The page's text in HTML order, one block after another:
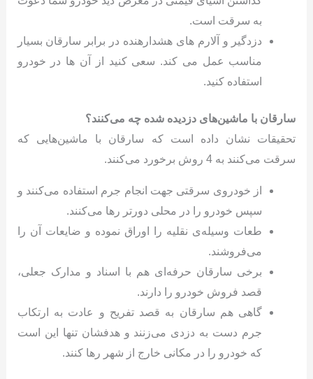
به سرقت است.
دزدگیر و آلارم های هشدارهنده در برابر سارقان بسیار
مناسب عمل می کند. سعی کنید از آن ها در خودرو
استفاده کنید.
سارقان با ماشین‌های دزدیده شده چه می‌کنند؟
تحقیقات نشان داده است که سارقان با ماشین‌هایی که
سرقت می‌کنند به 4 روش برخورد می‌کنند.
از خودروی سرقتی جهت انجام جرم استفاده می‌کنند و
سپس خودرو را در محلی دورتر رها می‌کنند.
طعات وسیله‌ی نقلیه را اوراق نموده و ضایعات آن را
می‌فروشند.
برخی سارقان حرفه‌ای هم با اسناد و مدارک جعلی،
قصد فروش خودرو را دارند.
گاهی هم سارقان به قصد تفریح و عادت به ارتکاب
جرم دست به دزدی می‌زنند و هدفشان تنها این است
که خودرو را در مکانی خارج از شهر رها کنند.